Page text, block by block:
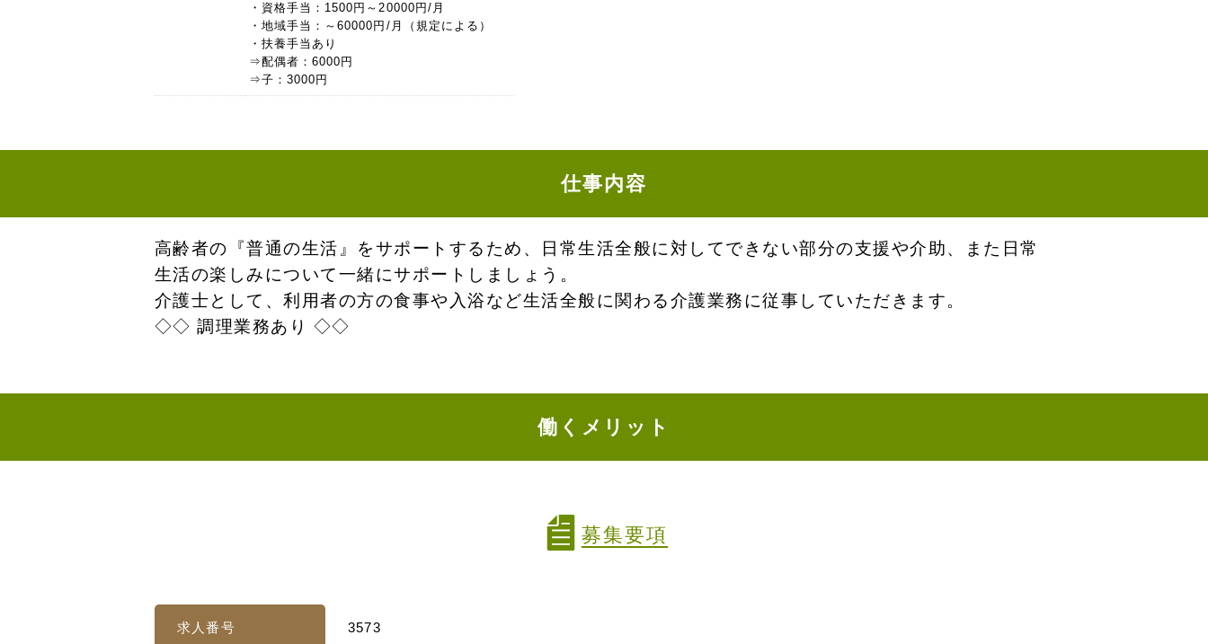
・資格手当：1500円～20000円/月
・地域手当：～60000円/月（規定による）
・扶養手当あり
⇒配偶者：6000円
⇒子：3000円
仕事内容
高齢者の『普通の生活』をサポートするため、日常生活全般に対してできない部分の支援や介助、また日常
生活の楽しみについて一緒にサポートしましょう。
介護士として、利用者の方の食事や入浴など生活全般に関わる介護業務に従事していただきます。
◇◇ 調理業務あり ◇◇
働くメリット
募集要項
求人番号 3573